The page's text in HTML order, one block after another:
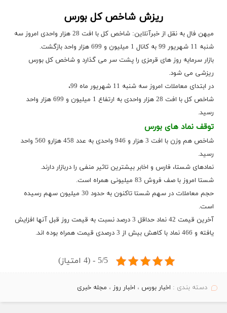
ریزش شاخص کل بورس
میهن فال به نقل از خبرآنلاین: شاخص کل با افت 28 هزار واحدی امروز سه
شنبه 11 شهریور 99 به کانال 1 میلیون و 699 هزار واحد بازگشت.
بازار سرمایه روز های قرمزی را پشت سر می گذارد و شاخص کل بورس
ریزشی می شود.
در ابتدای معاملات امروز سه شنبه 11 شهریور ماه 99،
شاخص کل با افت 28 هزار واحدی به ارتفاع 1 میلیون و 699 هزار واحد
رسید.
توقف نماد های بورس
شاخص هم وزن با افت 3 هزار و 946 واحدی به عدد 458 هزارو 560 واحد
رسید.
نمادهای شستا، فارس و اخابر بیشترین تاثیر منفی را دربازار دارند.
شستا امروز با صف فروش 83 میلیونی همراه است.
حجم معاملات در سهم شستا تاکنون به حدود 30 میلیون سهم رسیده
است.
آخرین قیمت 42 نماد حداقل 3 درصد نسبت به قیمت روز قبل آنها افزایش
یافته و 466 نماد با کاهش بیش از 3 درصدی قیمت همراه بوده اند.
5/5 - (4 امتیاز)
دسته بندی : اخبار بورس ، اخبار روز ، مجله خبری